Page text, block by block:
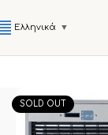
Ελληνικά ▼
SOLD OUT